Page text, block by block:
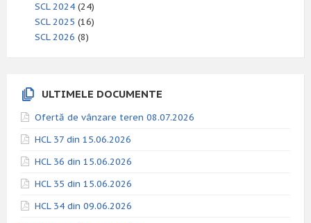
SCL 2024 (24)
SCL 2025 (16)
SCL 2026 (8)
ULTIMELE DOCUMENTE
Ofertă de vânzare teren 08.07.2026
HCL 37 din 15.06.2026
HCL 36 din 15.06.2026
HCL 35 din 15.06.2026
HCL 34 din 09.06.2026